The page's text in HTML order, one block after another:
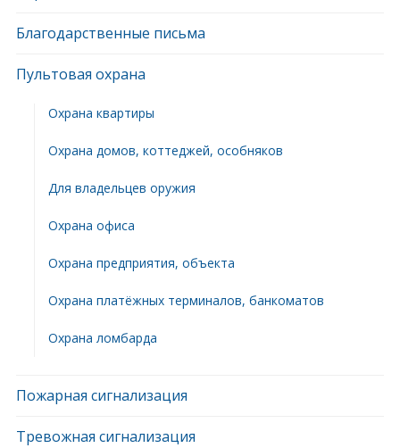
Благодарственные письма
Пультовая охрана
Охрана квартиры
Охрана домов, коттеджей, особняков
Для владельцев оружия
Охрана офиса
Охрана предприятия, объекта
Охрана платёжных терминалов, банкоматов
Охрана ломбарда
Пожарная сигнализация
Тревожная сигнализация